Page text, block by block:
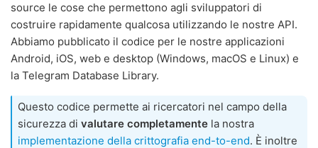
source le cose che permettono agli sviluppatori di
costruire rapidamente qualcosa utilizzando le nostre API.
Abbiamo pubblicato il codice per le nostre applicazioni
Android, iOS, web e desktop (Windows, macOS e Linux) e
la Telegram Database Library.
Questo codice permette ai ricercatori nel campo della
sicurezza di valutare completamente la nostra
implementazione della crittografia end-to-end. È inoltre